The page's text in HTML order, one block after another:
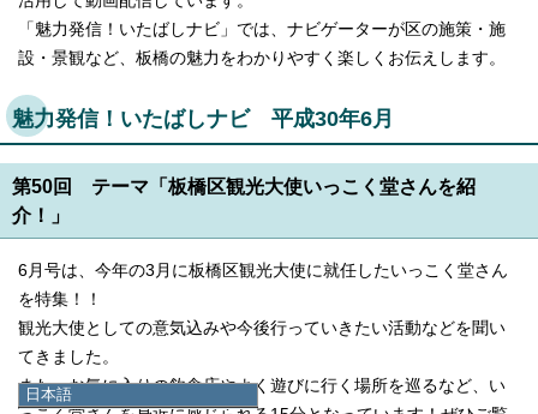
日本語
「魅力発信！いたばしナビ」では、ナビゲーターが区の施策・施
設・景観など、板橋の魅力をわかりやすく楽しくお伝えします。
魅力発信！いたばしナビ 平成30年6月
第50回 テーマ「板橋区観光大使いっこく堂さんを紹
介！」
6月号は、今年の3月に板橋区観光大使に就任したいっこく堂さん
を特集！！
観光大使としての意気込みや今後行っていきたい活動などを聞い
てきました。
また、お気に入りの飲食店やよく遊びに行く場所を巡るなど、い